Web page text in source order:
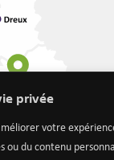
privée
votre
ou du contenu